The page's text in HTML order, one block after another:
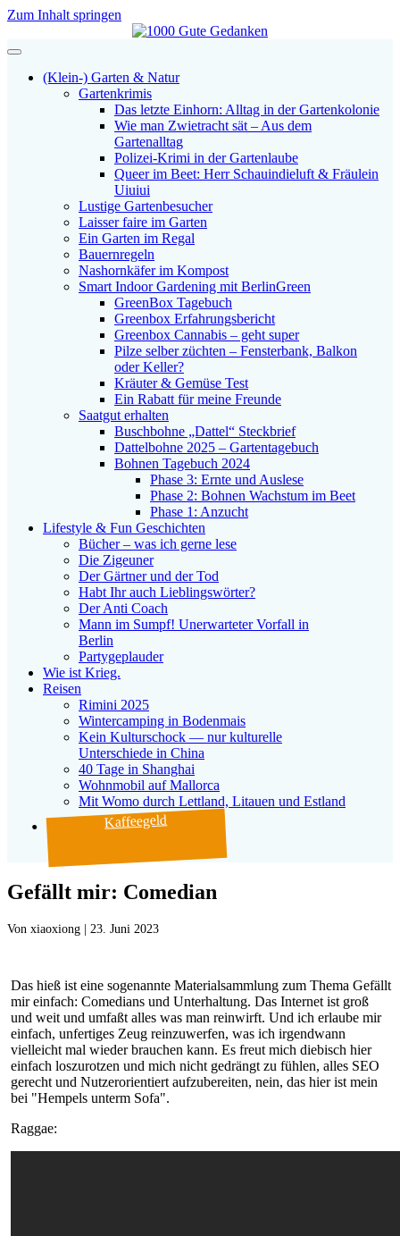
Zum Inhalt springen
Navigation
(Klein-) Garten & Natur
Gartenkrimis
Das letzte Einhorn: Alltag in der Gartenkolonie
Wie man Zwietracht sät – Aus dem
Gartenalltag
Polizei-Krimi in der Gartenlaube
Queer im Beet: Herr Schauindieluft & Fräulein
Uiuiui
Lustige Gartenbesucher
Laisser faire im Garten
Ein Garten im Regal
Bauernregeln
Nashornkäfer im Kompost
Smart Indoor Gardening mit BerlinGreen
GreenBox Tagebuch
Greenbox Erfahrungsbericht
Greenbox Cannabis – geht super
Pilze selber züchten – Fensterbank, Balkon
oder Keller?
Kräuter & Gemüse Test
Ein Rabatt für meine Freunde
Saatgut erhalten
Buschbohne „Dattel“ Steckbrief
Dattelbohne 2025 – Gartentagebuch
Bohnen Tagebuch 2024
Phase 3: Ernte und Auslese
Phase 2: Bohnen Wachstum im Beet
Phase 1: Anzucht
Lifestyle & Fun Geschichten
Bücher – was ich gerne lese
Die Zigeuner
Der Gärtner und der Tod
Habt Ihr auch Lieblingswörter?
Der Anti Coach
Mann im Sumpf! Unerwarteter Vorfall in
Berlin
Partygeplauder
Wie ist Krieg.
Reisen
Rimini 2025
Wintercamping in Bodenmais
Kein Kulturschock — nur kulturelle
Unterschiede in China
40 Tage in Shanghai
Wohnmobil auf Mallorca
Mit Womo durch Lettland, Litauen und Estland
Kaffeegeld
Gefällt mir: Comedian
Von 23. Juni 2023
Das hieß ist eine sogenannte Materialsammlung zum Thema Gefällt
mir einfach: Comedians und Unterhaltung. Das Internet ist groß
und weit und umfaßt alles was man reinwirft. Und ich erlaube mir
einfach, unfertiges Zeug reinzuwerfen, was ich irgendwann
vielleicht mal wieder brauchen kann. Es freut mich diebisch hier
einfach loszurotzen und mich nicht gedrängt zu fühlen, alles SEO
gerecht und Nutzerorientiert aufzubereiten, nein, das hier ist mein
bei "Hempels unterm Sofa".
Raggae: